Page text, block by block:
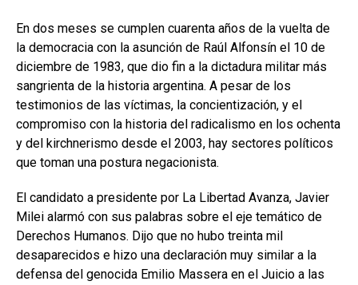
En dos meses se cumplen cuarenta años de la vuelta de
la democracia con la asunción de Raúl Alfonsín el 10 de
diciembre de 1983, que dio fin a la dictadura militar más
sangrienta de la historia argentina. A pesar de los
testimonios de las víctimas, la concientización, y el
compromiso con la historia del radicalismo en los ochenta
y del kirchnerismo desde el 2003, hay sectores políticos
que toman una postura negacionista.
El candidato a presidente por La Libertad Avanza, Javier
Milei alarmó con sus palabras sobre el eje temático de
Derechos Humanos. Dijo que no hubo treinta mil
desaparecidos e hizo una declaración muy similar a la
defensa del genocida Emilio Massera en el Juicio a las